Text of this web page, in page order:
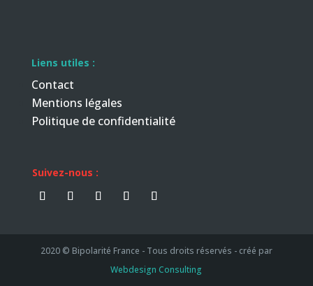
Liens utiles :
Contact
Mentions légales
Politique de confidentialité
Suivez-nous :
2020 © Bipolarité France - Tous droits réservés - créé par
Webdesign Consulting